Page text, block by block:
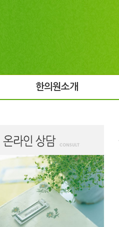
한의원소개